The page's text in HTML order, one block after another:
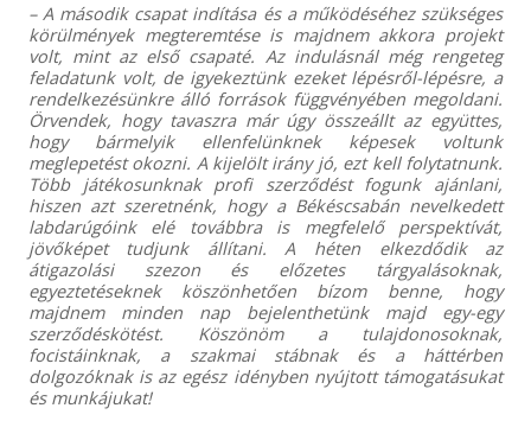
– A második csapat indítása és a működéséhez szükséges
körülmények megteremtése is majdnem akkora projekt
volt, mint az első csapaté. Az indulásnál még rengeteg
feladatunk volt, de igyekeztünk ezeket lépésről-lépésre, a
rendelkezésünkre álló források függvényében megoldani.
Örvendek, hogy tavaszra már úgy összeállt az együttes,
hogy bármelyik ellenfelünknek képesek voltunk
meglepetést okozni. A kijelölt irány jó, ezt kell folytatnunk.
Több játékosunknak profi szerződést fogunk ajánlani,
hiszen azt szeretnénk, hogy a Békéscsabán nevelkedett
labdarúgóink elé továbbra is megfelelő perspektívát,
jövőképet tudjunk állítani. A héten elkezdődik az
átigazolási szezon és előzetes tárgyalásoknak,
egyeztetéseknek köszönhetően bízom benne, hogy
majdnem minden nap bejelenthetünk majd egy-egy
szerződéskötést. Köszönöm a tulajdonosoknak,
focistáinknak, a szakmai stábnak és a háttérben
dolgozóknak is az egész idényben nyújtott támogatásukat
és munkájukat!